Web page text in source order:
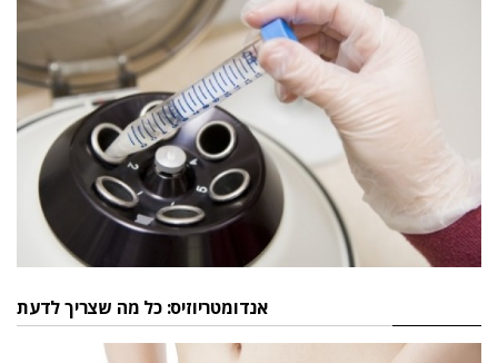
אנדומטריוזיס: כל מה שצריך לדעת